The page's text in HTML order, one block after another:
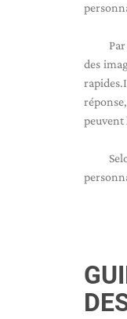
des
rapides.
peuvent